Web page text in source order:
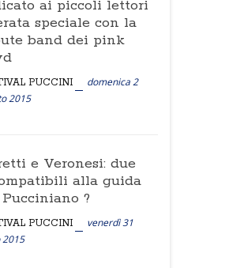
ai piccoli lettori
speciale con la
band dei pink
PUCCINI
domenica 2
2015
e Veronesi: due
alla guida
?
PUCCINI
venerdì 31
2015